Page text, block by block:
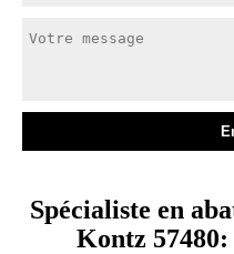
Spécialiste en
Kontz